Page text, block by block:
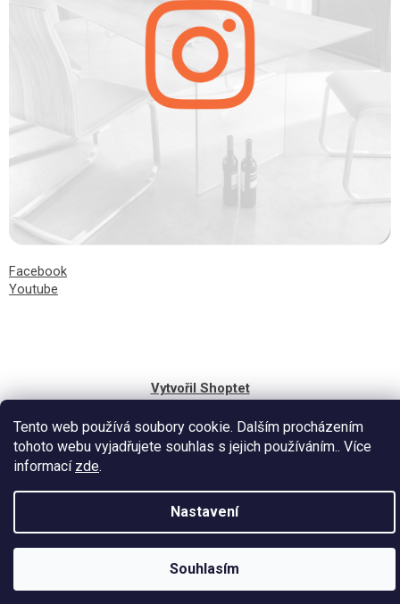
Tento web používá soubory cookie. Dalším procházením
tohoto webu vyjadřujete souhlas s jejich používáním.. Více
informací zde.
Nastavení
Souhlasím
Facebook
Youtube
Vytvořil Shoptet